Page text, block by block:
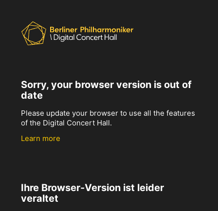
Sorry, your browser version is out of
date
Please update your browser to use all the features
of the Digital Concert Hall.
Learn more
Ihre Browser-Version ist leider
veraltet